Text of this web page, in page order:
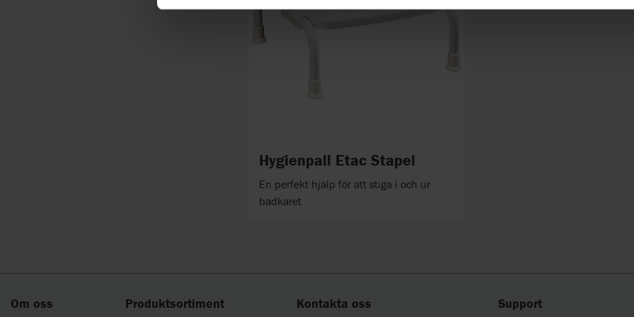
Hygienpall Etac Stapel
En perfekt hjälp för att stiga i och ur
badkaret
Om oss Produktsortiment Kontakta oss Support